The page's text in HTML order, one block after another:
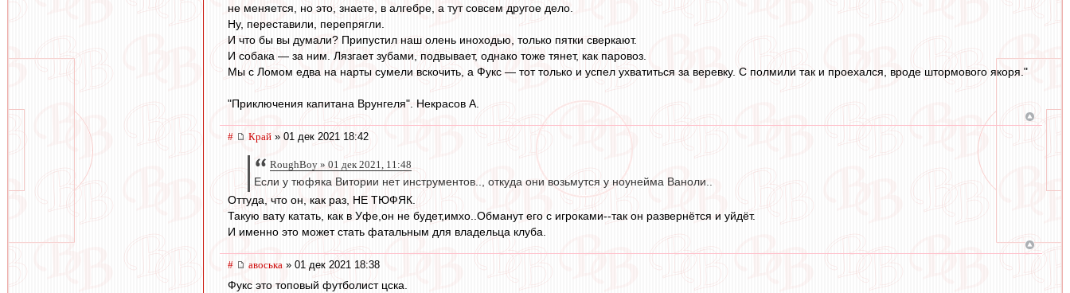
не меняется, но это, знаете, в алгебре, а тут совсем другое дело.
Ну, переставили, перепрягли.
И что бы вы думали? Припустил наш олень иноходью, только пятки сверкают.
И собака — за ним. Лязгает зубами, подвывает, однако тоже тянет, как паровоз.
Мы с Ломом едва на нарты сумели вскочить, а Фукс — тот только и успел ухватиться за веревку. С полмили так и проехался, вроде штормового якоря."
"Приключения капитана Врунгеля". Некрасов А.
# Край » 01 дек 2021 18:42
RoughBoy » 01 дек 2021, 11:48
Если у тюфяка Витории нет инструментов.., откуда они возьмутся у ноунейма Ваноли..
Оттуда, что он, как раз, НЕ ТЮФЯК.
Такую вату катать, как в Уфе,он не будет,имхо..Обманут его с игроками--так он развернётся и уйдёт.
И именно это может стать фатальным для владельца клуба.
# авоська » 01 дек 2021 18:38
Фукс это топовый футболист цска.